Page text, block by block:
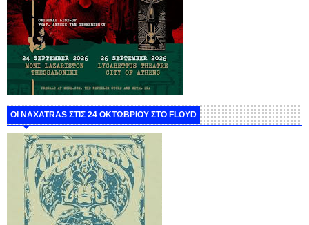
ΟΙ NAXATRAS ΣΤΙΣ 24 ΟΚΤΩΒΡΙΟΥ ΣΤΟ FLOYD